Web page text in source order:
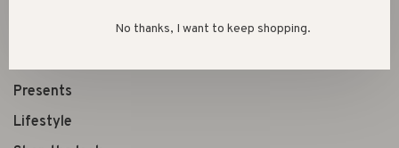
Presents
Lifestyle
No thanks, I want to keep shopping.